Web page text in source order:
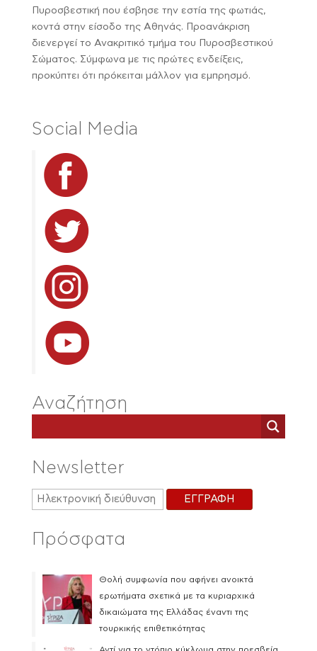
Πυροσβεστική που έσβησε την εστία της φωτιάς,
κοντά στην είσοδο της Αθηνάς. Προανάκριση
διενεργεί το Ανακριτικό τμήμα του Πυροσβεστικού
Σώματος. Σύμφωνα με τις πρώτες ενδείξεις,
προκύπτει ότι πρόκειται μάλλον για εμπρησμό.
Social Media
Αναζήτηση
Newsletter
Πρόσφατα
Θολή συμφωνία που αφήνει ανοικτά
ερωτήματα σχετικά με τα κυριαρχικά
δικαιώματα της Ελλάδας έναντι της
τουρκικής επιθετικότητας